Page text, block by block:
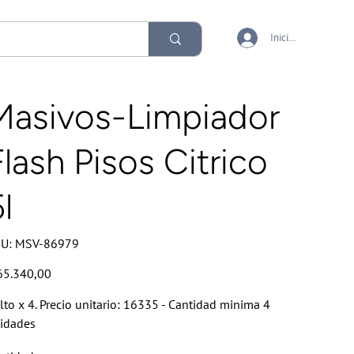
Iniciar sesión
Limpiador
Pisos Citrico
SKU
MSV-
MSV-86979
x 4. Precio unitario: 16335 - Cantidad minima 4